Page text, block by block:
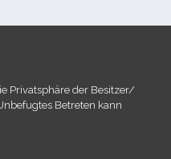
Privatsphäre der Besitzer/​
Betreten kann